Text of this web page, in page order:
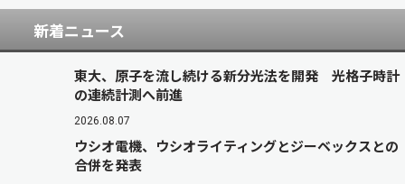
新着ニュース
東大、原子を流し続ける新分光法を開発 光格子時計
の連続計測へ前進
2026.08.07
ウシオ電機、ウシオライティングとジーベックスとの
合併を発表